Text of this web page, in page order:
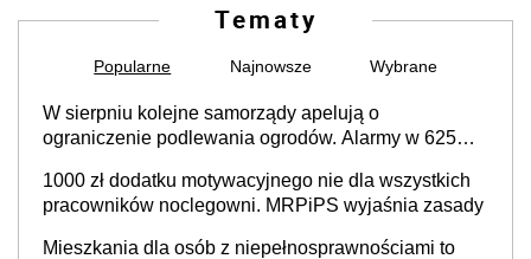
Tematy
Popularne Najnowsze Wybrane
W sierpniu kolejne samorządy apelują o
ograniczenie podlewania ogrodów. Alarmy w 625
cały kraj
1000 zł dodatku motywacyjnego nie dla wszystkich
pracowników noclegowni. MRPiPS wyjaśnia zasady
Mieszkania dla osób z niepełnosprawnościami to